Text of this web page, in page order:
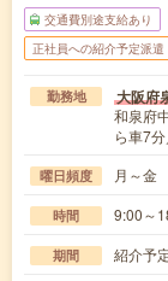
交通費別途支給あり
正社員への紹介予定派遣
勤務地 大阪府
和泉府
ら車7
曜日頻度 月～金
時間 9:00～
期間 紹介予